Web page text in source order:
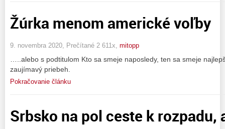
Žúrka menom americké voľby
9. novembra 2020, Prečítané 2 611x, mitopp
…..alebo s podtitulom Kto sa smeje naposledy, ten sa smeje
zaujímavý priebeh.
Pokračovanie článku
Srbsko na pol ceste k rozpadu,